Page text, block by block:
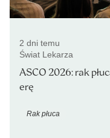
2 dni temu
Świat Lekarza
ASCO 2026: rak
erę
Rak płuca